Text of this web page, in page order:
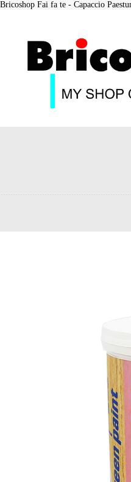
Bricoshop Fai fa te - Capaccio